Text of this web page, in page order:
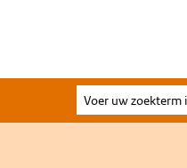
Voer
uw